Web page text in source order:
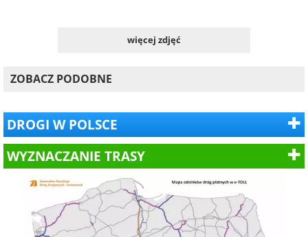
więcej zdjęć
ZOBACZ PODOBNE
DROGI W POLSCE
WYZNACZANIE TRASY